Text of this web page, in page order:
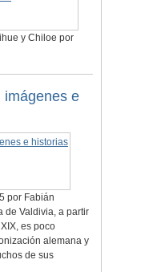
y Chiloe por
imágenes e
por Fabián
de Valdivia, a partir
es poco
alemana y
de sus